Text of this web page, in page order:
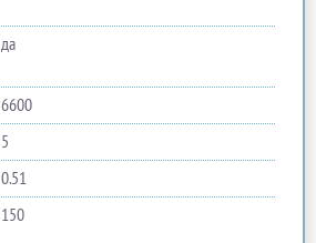
да
6600
5
0.51
150